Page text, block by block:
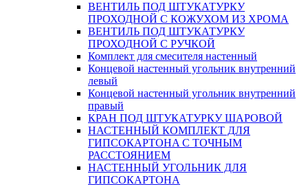
ВЕНТИЛЬ ПОД ШТУКАТУРКУ
ПРОХОДНОЙ С КОЖУХОМ ИЗ ХРОМА
ВЕНТИЛЬ ПОД ШТУКАТУРКУ
ПРОХОДНОЙ С РУЧКОЙ
Комплект для смесителя настенный
Концевой настенный угольник внутренний
левый
Концевой настенный угольник внутренний
правый
КРАН ПОД ШТУКАТУРКУ ШАРОВОЙ
НАСТЕННЫЙ КОМПЛЕКТ ДЛЯ
ГИПСОКАРТОНA С ТОЧНЫМ
РАССТОЯНИЕМ
НАСТЕННЫЙ УГОЛЬНИК ДЛЯ
ГИПСОКАРТОНА